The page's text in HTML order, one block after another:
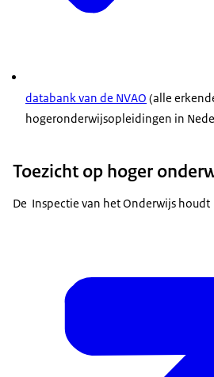
databank van de NVAO (alle
hogeronderwijsopleidingen in
Toezicht op hoger
De Inspectie van het Onderwijs houdt